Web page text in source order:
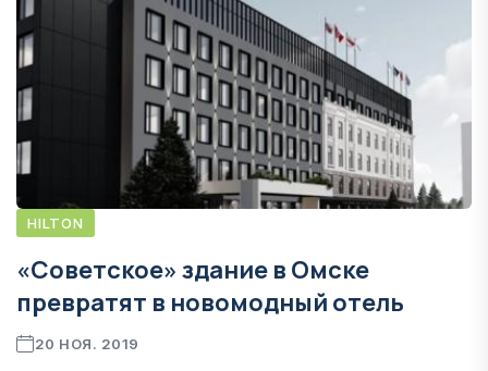
HILTON
«Советское» здание в Омске
превратят в новомодный отель
20 НОЯ. 2019